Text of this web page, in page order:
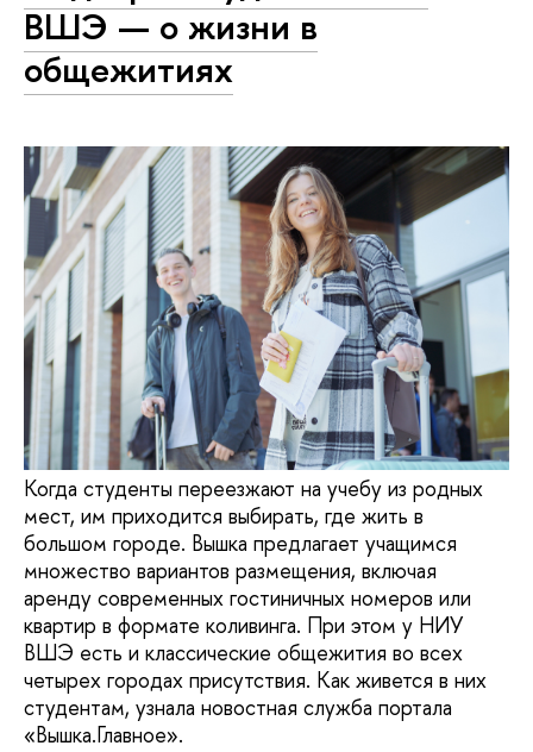
ВШЭ — о жизни в
общежитиях
Когда студенты переезжают на учебу из родных
мест, им приходится выбирать, где жить в
большом городе. Вышка предлагает учащимся
множество вариантов размещения, включая
аренду современных гостиничных номеров или
квартир в формате коливинга. При этом у НИУ
ВШЭ есть и классические общежития во всех
четырех городах присутствия. Как живется в них
студентам, узнала новостная служба портала
«Вышка.Главное».